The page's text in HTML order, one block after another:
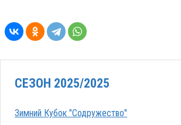
СЕЗОН 2025/2025
Зимний Кубок "Содружество"